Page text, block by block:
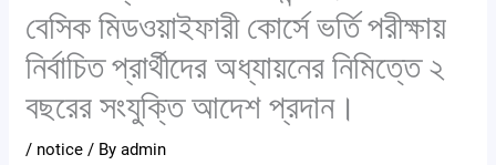
বেসিক মিডওয়াইফারী কোর্সে ভর্তি পরীক্ষায়
নির্বাচিত প্রার্থীদের অধ্যায়নের নিমিত্তে ২
বছরের সংযুক্তি আদেশ প্রদান।
/ notice / Byadmin